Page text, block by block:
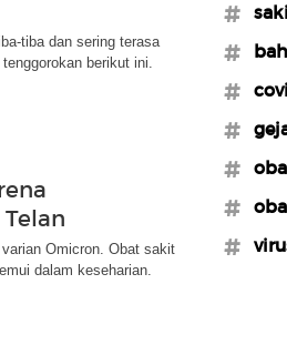
tiba dan sering terasa
berikut ini.
Omicron. Obat sakit
dalam keseharian.